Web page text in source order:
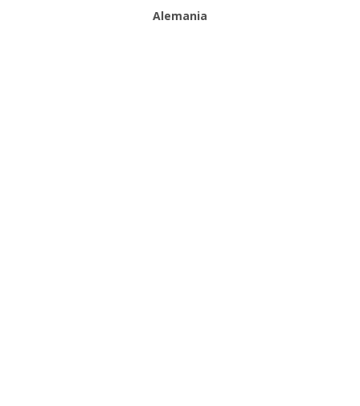
Alemania